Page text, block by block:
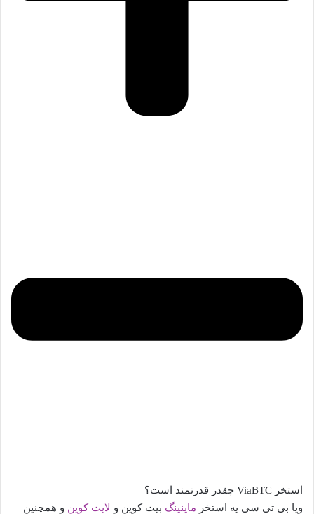
استخر ViaBTC چقدر قدرتمند است؟
ویا بی تی سی یه استخر ماینینگ بیت کوین و لایت کوین و همچنین